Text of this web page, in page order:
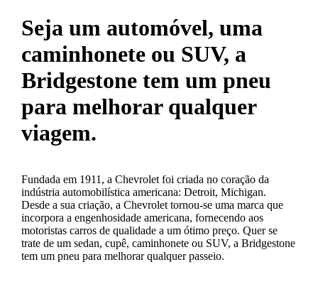
Seja um automóvel, uma
caminhonete ou SUV, a
Bridgestone tem um pneu
para melhorar qualquer
viagem.
Fundada em 1911, a Chevrolet foi criada no coração da
indústria automobilística americana: Detroit, Michigan.
Desde a sua criação, a Chevrolet tornou-se uma marca que
incorpora a engenhosidade americana, fornecendo aos
motoristas carros de qualidade a um ótimo preço. Quer se
trate de um sedan, cupê, caminhonete ou SUV, a Bridgestone
tem um pneu para melhorar qualquer passeio.